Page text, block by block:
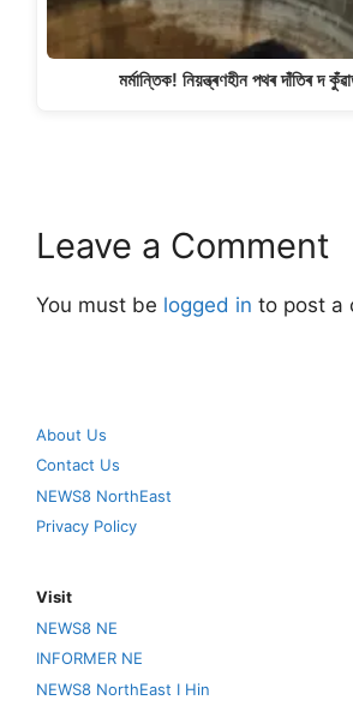
মৰ্মান্তিক! নিয়ন্ত্ৰণহীন পথৰ দাঁতিৰ দ
Leave a Comment
You must be logged in to post a
About Us
Contact Us
NEWS8 NorthEast
Privacy Policy
Visit
NEWS8 NE
INFORMER NE
NEWS8 NorthEast I Hin